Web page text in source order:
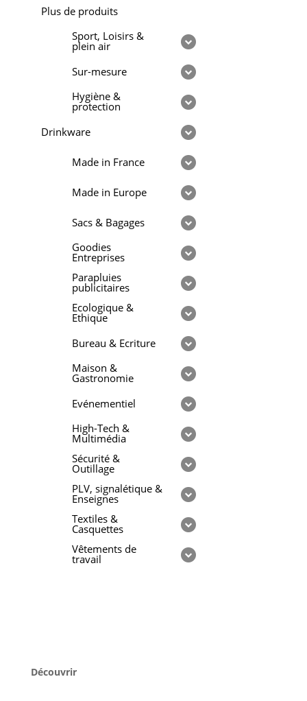
Plus de produits
Sport, Loisirs &
plein air
Sur-mesure
Hygiène &
protection
Drinkware
Made in France
Made in Europe
Sacs & Bagages
Goodies
Entreprises
Parapluies
publicitaires
Ecologique &
Ethique
Bureau & Ecriture
Maison &
Gastronomie
Evénementiel
High-Tech &
Multimédia
Sécurité &
Outillage
PLV, signalétique &
Enseignes
Textiles &
Casquettes
Vêtements de
travail
Découvrir